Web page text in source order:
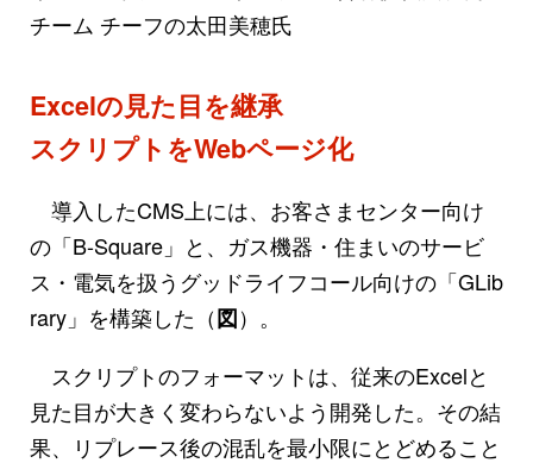
チーム チーフの太田美穂氏
Excelの見た目を継承
スクリプトをWebページ化
導入したCMS上には、お客さまセンター向け
の「B-Square」と、ガス機器・住まいのサービ
ス・電気を扱うグッドライフコール向けの「GLib
rary」を構築した（図）。
スクリプトのフォーマットは、従来のExcelと
見た目が大きく変わらないよう開発した。その結
果、リプレース後の混乱を最小限にとどめること